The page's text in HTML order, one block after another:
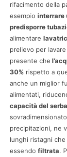
rifacimento della
esempio interrare
predisporre
alimentare
prelievo per
presente che
30% rispetto a
anche un miglior
alimentati,
capacità del
precipitazioni, ne
lunghi ristagni
essendo filtrata.